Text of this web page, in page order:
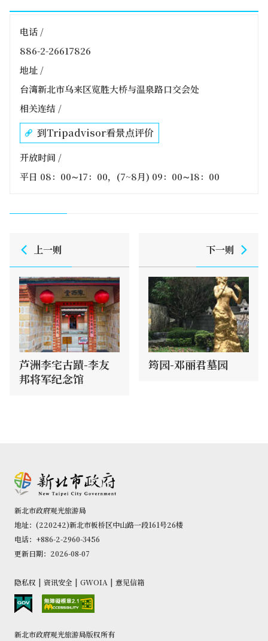
电话 /
886-2-26617826
地址 /
台湾新北市乌来区览胜大桥与温泉路口交会处
相关连结 /
到Tripadvisor看景点评价
开放时间 /
平日 08：00∼17：00，(7~8月) 09：00∼18：00
上一则
芦洲李宅古蹟-李友
邦将军纪念馆
下一则
筠园-邓丽君墓园
新北市政府观光旅游局
地址：(220242)新北市板桥区中山路一段161号26楼
电话：+886-2-2960-3456
更新日期：2026-08-07
隐私权 | 资讯安全 | GWOIA | 意见信箱
新北市政府观光旅游局版权所有